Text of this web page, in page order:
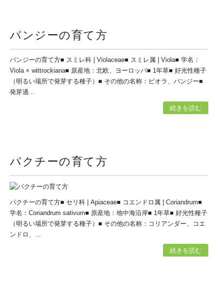
パンジーの育て方
パンジーの育て方■ スミレ科 | Violaceae■ スミレ属 | Viola■ 学名：
Viola × wittrockiana■ 原産地：北欧、ヨーロッパ■ 1年草■ 好光性種子
（明るい場所で発芽する種子）■ その他の名称：ビオラ、パンジー■
発芽適...
続きを読む
パクチーの育て方
パクチーの育て方■ セリ科 | Apiaceae■ コエンドロ属 | Coriandrum■
学名：Coriandrum sativum■ 原産地：地中海沿岸■ 1年草■ 好光性種子
（明るい場所で発芽する種子）■ その他の名称：コリアンダー、コエ
ンドロ、...
続きを読む